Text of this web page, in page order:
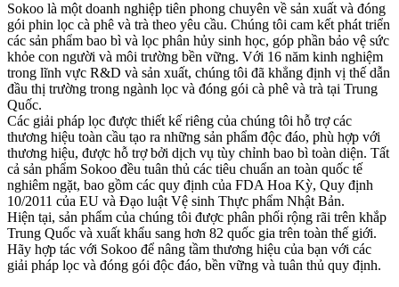
Sokoo là một doanh nghiệp tiên phong chuyên về sản xuất và đóng
gói phin lọc cà phê và trà theo yêu cầu. Chúng tôi cam kết phát triển
các sản phẩm bao bì và lọc phân hủy sinh học, góp phần bảo vệ sức
khỏe con người và môi trường bền vững. Với 16 năm kinh nghiệm
trong lĩnh vực R&D và sản xuất, chúng tôi đã khẳng định vị thế dẫn
đầu thị trường trong ngành lọc và đóng gói cà phê và trà tại Trung
Quốc.
Các giải pháp lọc được thiết kế riêng của chúng tôi hỗ trợ các
thương hiệu toàn cầu tạo ra những sản phẩm độc đáo, phù hợp với
thương hiệu, được hỗ trợ bởi dịch vụ tùy chỉnh bao bì toàn diện. Tất
cả sản phẩm Sokoo đều tuân thủ các tiêu chuẩn an toàn quốc tế
nghiêm ngặt, bao gồm các quy định của FDA Hoa Kỳ, Quy định
10/2011 của EU và Đạo luật Vệ sinh Thực phẩm Nhật Bản.
Hiện tại, sản phẩm của chúng tôi được phân phối rộng rãi trên khắp
Trung Quốc và xuất khẩu sang hơn 82 quốc gia trên toàn thế giới.
Hãy hợp tác với Sokoo để nâng tầm thương hiệu của bạn với các
giải pháp lọc và đóng gói độc đáo, bền vững và tuân thủ quy định.